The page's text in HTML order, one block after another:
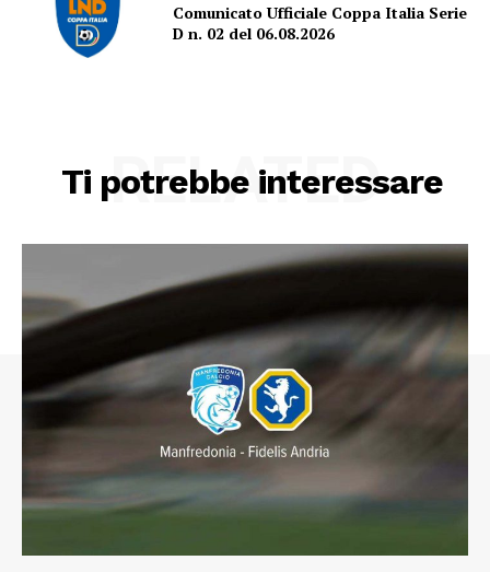
Comunicato Ufficiale Coppa Italia Serie
D n. 02 del 06.08.2026
Ti potrebbe interessare
RELATED